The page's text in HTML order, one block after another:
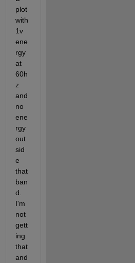
plot
with
1v
ene
rgy
at
60h
z
and
no
ene
rgy
out
sid
e
that
ban
d.
I'm
not
gett
ing
that
and